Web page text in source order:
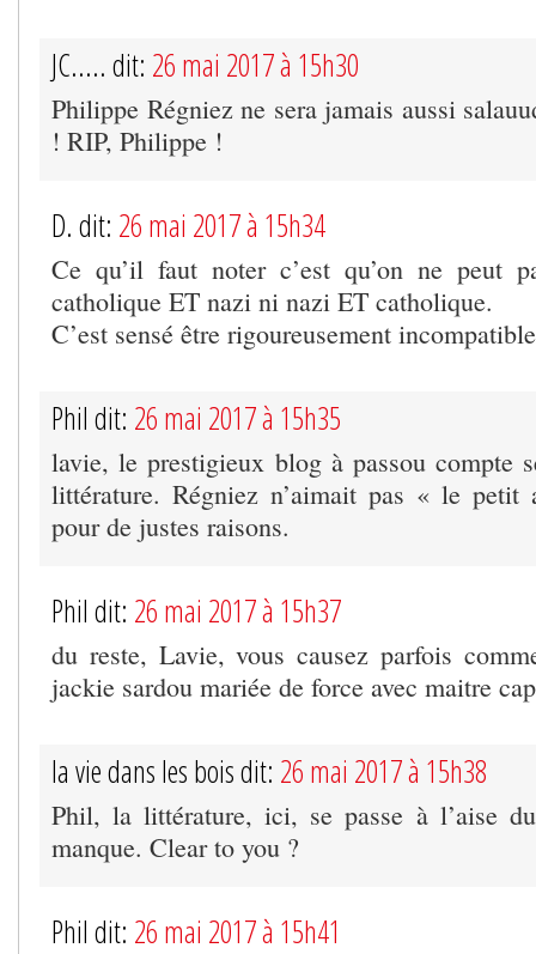
JC..... dit: 26 mai 2017 à 15h30
Philippe Régniez ne sera jamais aussi
! RIP, Philippe !
D. dit: 26 mai 2017 à 15h34
Ce qu’il faut noter c’est qu’on ne peut
catholique ET nazi ni nazi ET catholique.
C’est sensé être rigoureusement
Phil dit: 26 mai 2017 à 15h35
lavie, le prestigieux blog à passou compte
littérature. Régniez n’aimait pas « le petit
pour de justes raisons.
Phil dit: 26 mai 2017 à 15h37
du reste, Lavie, vous causez parfois
jackie sardou mariée de force avec maitre
la vie dans les bois dit: 26 mai 2017 à 15h38
Phil, la littérature, ici, se passe à l’aise
manque. Clear to you ?
Phil dit: 26 mai 2017 à 15h41